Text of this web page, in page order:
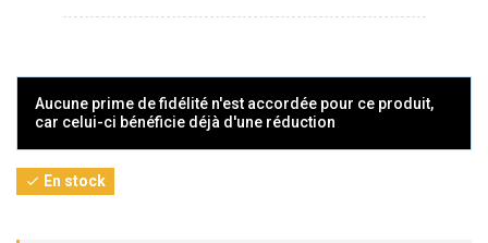
Aucune prime de fidélité n'est accordée pour ce produit,
car celui-ci bénéficie déjà d'une réduction
 En stock